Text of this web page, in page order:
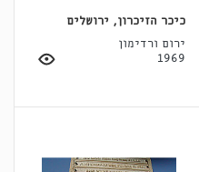
כיכר הזיכרון, ירושלים
ירום ורדימון
1969